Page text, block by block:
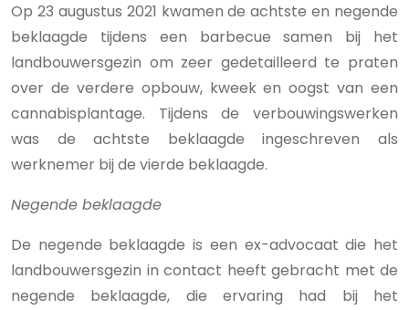
Op 23 augustus 2021 kwamen de achtste en negende
beklaagde tijdens een barbecue samen bij het
landbouwersgezin om zeer gedetailleerd te praten
over de verdere opbouw, kweek en oogst van een
cannabisplantage. Tijdens de verbouwingswerken
was de achtste beklaagde ingeschreven als
werknemer bij de vierde beklaagde.
Negende beklaagde
De negende beklaagde is een ex-advocaat die het
landbouwersgezin in contact heeft gebracht met de
negende beklaagde, die ervaring had bij het